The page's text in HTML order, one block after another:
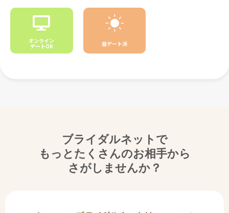
オンライン
デートOK 昼デート派
ブライダルネットで
もっとたくさんのお相手から
さがしませんか？